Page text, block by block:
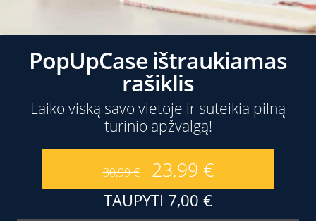
PopUpCase ištraukiamas
rašiklis
Laiko viską savo vietoje ir suteikia pilną
turinio apžvalgą!
30,99€ 23,99 €
TAUPYTI 7,00 €